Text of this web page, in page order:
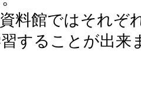
料館ではそれぞ
することが出来